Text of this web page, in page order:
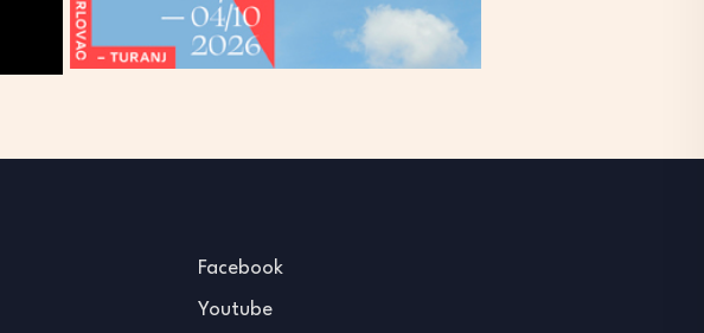
Facebook
Youtube